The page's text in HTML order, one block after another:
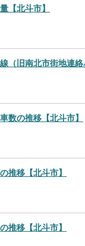
【北斗市】
（旧南北市街地連
数の推移【北斗市】
推移【北斗市】
推移【北斗市】